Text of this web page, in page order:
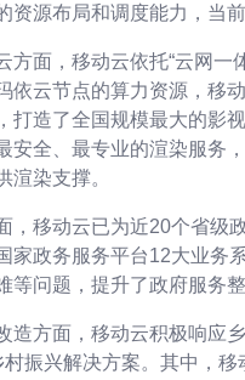
资源布局和调度能力，当
方面，移动云依托“云网
依云节点的算力资源，移
打造了全国规模最大的影
安全、最专业的渲染服务
渲染支撑。
，移动云已为近20个省级
家政务服务平台12大业务
等问题，提升了政府服务
造方面，移动云积极响应
振兴解决方案。其中，